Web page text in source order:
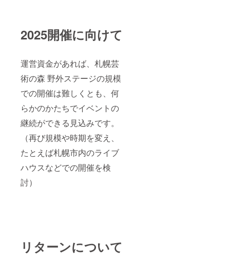
2025開催に向けて
運営資金があれば、札幌芸
術の森 野外ステージの規模
での開催は難しくとも、何
らかのかたちでイベントの
継続ができる見込みです。
（再び規模や時期を変え、
たとえば札幌市内のライブ
ハウスなどでの開催を検
討）
リターンについて